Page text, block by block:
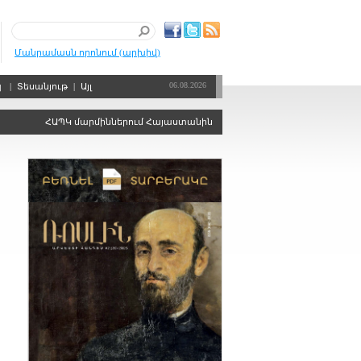
Մանրամասն որոնում (արխիվ)
| Տեսանյութ | Այլ 06.08.2026
ՀԱՊԿ մարմիններում Հայաստանին ձայնի իրավունքից զրկելու